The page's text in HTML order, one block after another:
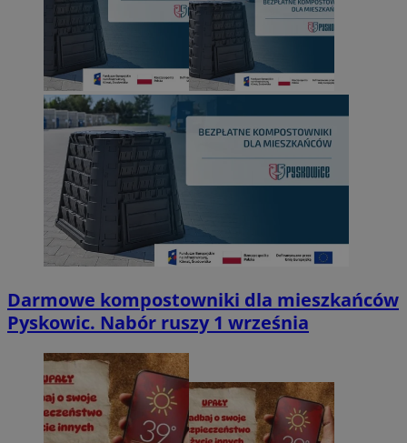
Darmowe kompostowniki dla mieszkańców
Pyskowic. Nabór ruszy 1 września